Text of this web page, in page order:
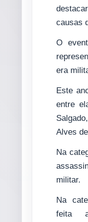
causas
O
era
Este
entre
Alves
Na
militar.
Na
feita